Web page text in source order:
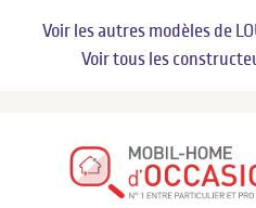
Voir les autres modèles de
Voir tous les